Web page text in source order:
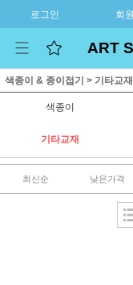
로그인 회
ART
색종이 & 종이접기 > 기타교재
색종이
기타교재
최신순 낮은가격